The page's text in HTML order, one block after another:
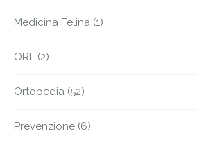
Medicina Felina (1)
ORL (2)
Ortopedia (52)
Prevenzione (6)